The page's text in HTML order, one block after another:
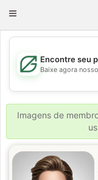
Toggle
💖
Encontre seu
Baixe agora
Imagens de